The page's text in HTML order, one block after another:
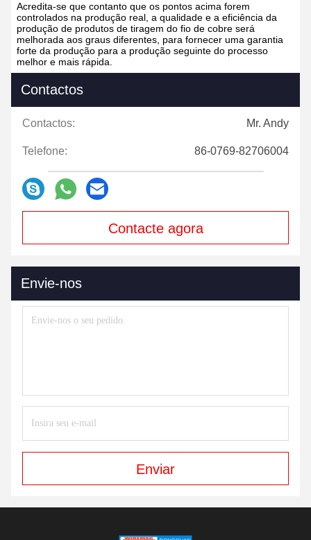
Acredita-se que contanto que os pontos acima forem
controlados na produção real, a qualidade e a eficiência da
produção de produtos de tiragem do fio de cobre será
melhorada aos graus diferentes, para fornecer uma garantia
forte da produção para a produção seguinte do processo
melhor e mais rápida.
Contactos
Contactos: Mr. Andy
Telefone: 86-0769-82706004
Contacte agora
Envie-nos
Enviar